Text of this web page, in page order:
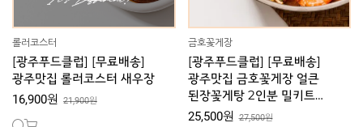
롤러코스터
[광주푸드클럽] [무료배송]
광주맛집 롤러코스터 새우장
16,900원 21,900원
금호꽃게장
[광주푸드클럽] [무료배송]
광주맛집 금호꽃게장 얼큰
된장꽃게탕 2인분 밀키트
간편조리세트
25,500원 27,500원